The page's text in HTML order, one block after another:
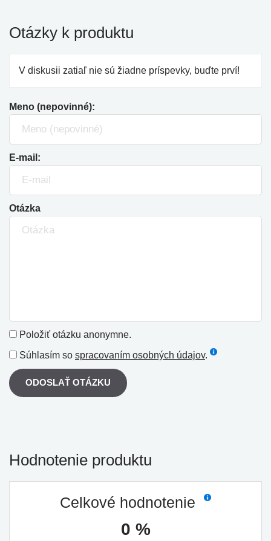
Otázky k produktu
V diskusii zatiaľ nie sú žiadne príspevky, buďte prví!
Meno (nepovinné):
E-mail:
Otázka
Položiť otázku anonymne.
Súhlasím so spracovaním osobných údajov.
ODOSLAŤ OTÁZKU
Hodnotenie produktu
Celkové hodnotenie
0 %